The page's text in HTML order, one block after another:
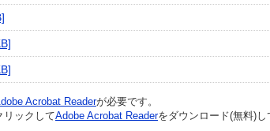
Acrobat Readerが必要です。
リックしてAdobe Acrobat Readerをダウンロード(無料)し